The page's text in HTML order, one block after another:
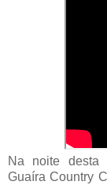
Na noite desta
Guaíra Country